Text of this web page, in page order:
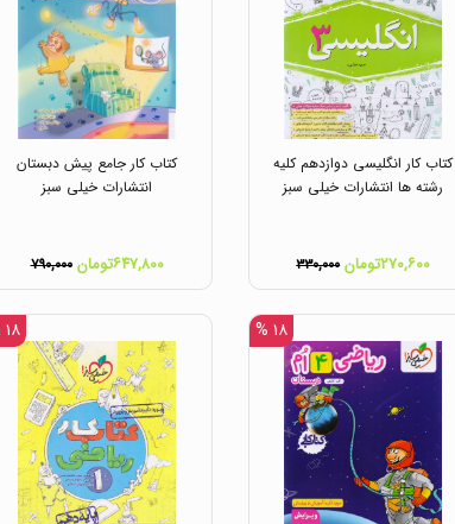
کتاب کار انگلیسی دوازدهم کلیه
رشته ها انتشارات خیلی سبز
۲۷۰,۶۰۰تومان ۳۳۰,۰۰۰
کتاب کار جامع پیش دبستان
انتشارات خیلی سبز
۶۴۷,۸۰۰تومان ۷۹۰,۰۰۰
۱۸ % ۱۸ %